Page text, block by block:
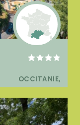
OCCITANIE,